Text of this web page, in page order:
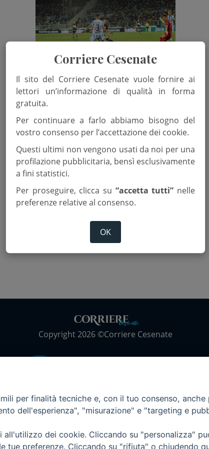
22 Agosto 2025
Cesena gigante, tris al Pescara
all’esordio
diMarco Rossi
Calcio Serie B cesena calcio
Copyright 2026 ©Corriere Cesenate
Corriere Cesenate
Il sito del Corriere Cesenate vuole fornire ai
lettori un’informazione di qualità in forma
gratuita.
Per continuare a farlo abbiamo bisogno del
vostro consenso per l’accettazione dei cookie.
Questi ultimi non vengono usati da noi per una
profilazione pubblicitaria, bensì esclusivamente
a fini statistici.
Per proseguire, clicca su “accetta tutti” nelle
preferenze relative al consenso.
OK
per finalità tecniche e, con il tuo consenso,
dell'esperienza", "misurazione" e "targeting e
dei cookie. Cliccando su "personalizza"
tue preferenze. Cliccando su "rifiuta" o chiudendo